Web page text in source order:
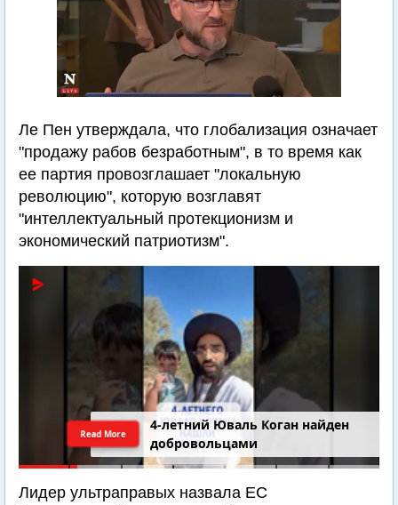
Ле Пен утверждала, что глобализация означает
"продажу рабов безработным", в то время как
ее партия провозглашает "локальную
революцию", которую возглавят
"интеллектуальный протекционизм и
экономический патриотизм".
4-летний Юваль Коган найден
добровольцами
Read More
Лидер ультраправых назвала ЕС